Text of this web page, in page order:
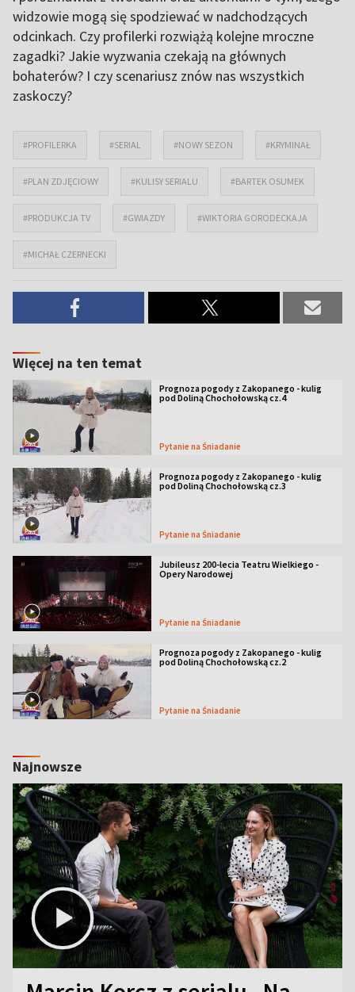
widzowie mogą się spodziewać w nadchodzących
odcinkach. Czy profilerki rozwiążą kolejne mroczne
zagadki? Jakie wyzwania czekają na głównych
bohaterów? I czy scenariusz znów nas wszystkich
zaskoczy?
#PROFILERKA #SERIAL #NOWY SEZON #KRYMINAŁ
#PLAN ZDJĘCIOWY #KULISY SERIALU #BARTEK OSUMEK
#PRODUKCJA TV #GWIAZDY #WIKTORIA GORODECKAJA
#MICHAŁ CZERNECKI
Więcej na ten temat
Prognoza pogody z Zakopanego - kulig
pod Doliną Chochołowską cz.4
Pytanie na Śniadanie
Prognoza pogody z Zakopanego - kulig
pod Doliną Chochołowską cz.3
Pytanie na Śniadanie
Jubileusz 200-lecia Teatru Wielkiego -
Opery Narodowej
Pytanie na Śniadanie
Prognoza pogody z Zakopanego - kulig
pod Doliną Chochołowską cz.2
Pytanie na Śniadanie
Najnowsze